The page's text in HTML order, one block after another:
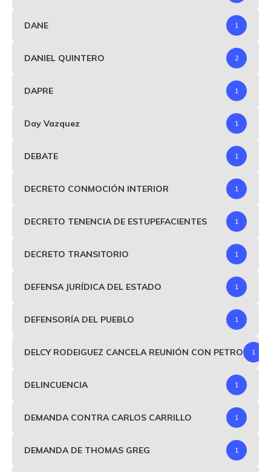
DANE 1
DANIEL QUINTERO 2
DAPRE 1
Day Vazquez 1
DEBATE 1
DECRETO CONMOCIÓN INTERIOR 1
DECRETO TENENCIA DE ESTUPEFACIENTES 1
DECRETO TRANSITORIO 1
DEFENSA JURÍDICA DEL ESTADO 1
DEFENSORÍA DEL PUEBLO 1
DELCY RODEIGUEZ CANCELA REUNIÓN CON PETRO 1
DELINCUENCIA 1
DEMANDA CONTRA CARLOS CARRILLO 1
DEMANDA DE THOMAS GREG 1